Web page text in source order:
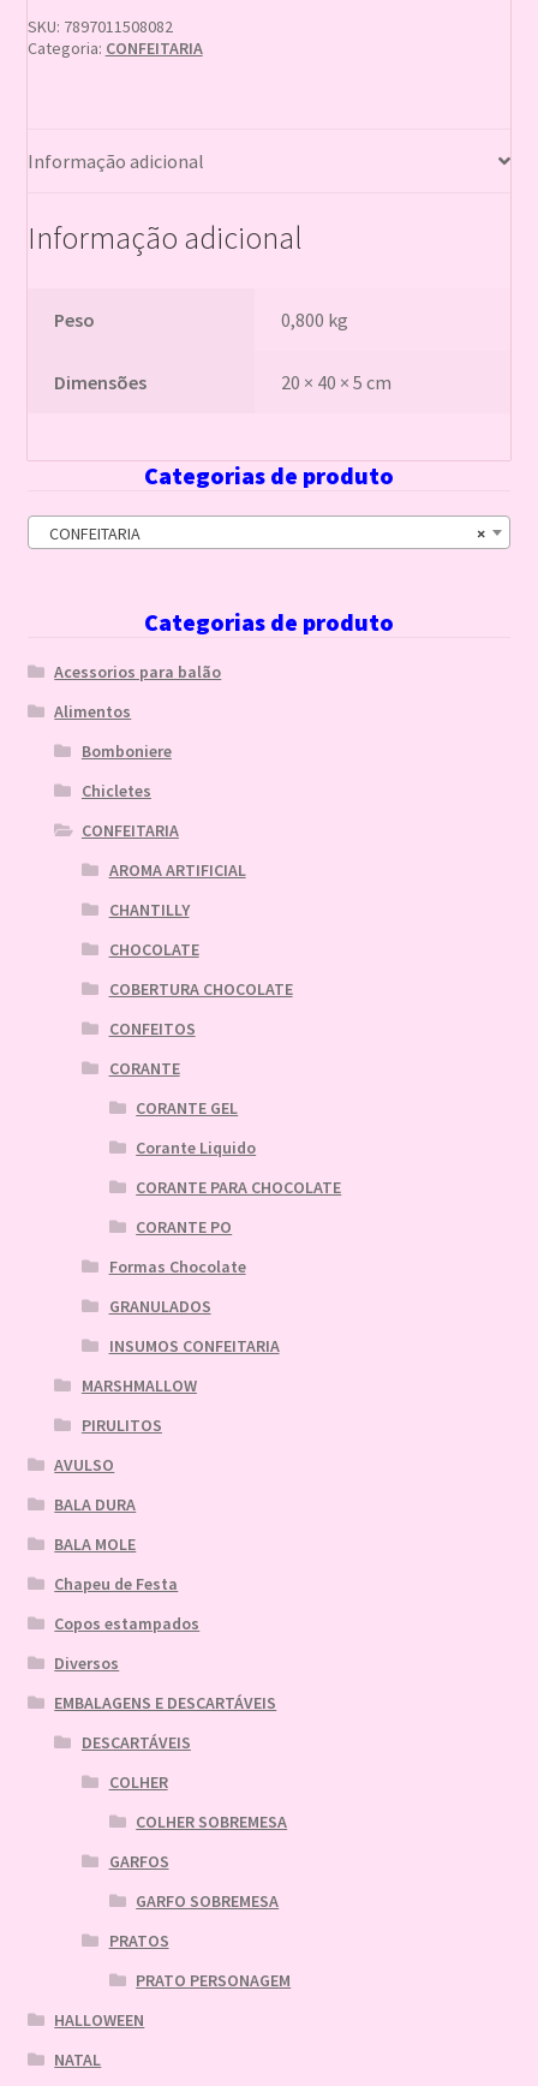
SKU: 7897011508082
Categoria: CONFEITARIA
Informação adicional
Informação adicional
Peso 0,800 kg
Dimensões 20 × 40 × 5 cm
Categorias de produto
×
CONFEITARIA
Categorias de produto
Acessorios para balão
Alimentos
Bomboniere
Chicletes
CONFEITARIA
AROMA ARTIFICIAL
CHANTILLY
CHOCOLATE
COBERTURA CHOCOLATE
CONFEITOS
CORANTE
CORANTE GEL
Corante Liquido
CORANTE PARA CHOCOLATE
CORANTE PO
Formas Chocolate
GRANULADOS
INSUMOS CONFEITARIA
MARSHMALLOW
PIRULITOS
AVULSO
BALA DURA
BALA MOLE
Chapeu de Festa
Copos estampados
Diversos
EMBALAGENS E DESCARTÁVEIS
DESCARTÁVEIS
COLHER
COLHER SOBREMESA
GARFOS
GARFO SOBREMESA
PRATOS
PRATO PERSONAGEM
HALLOWEEN
NATAL